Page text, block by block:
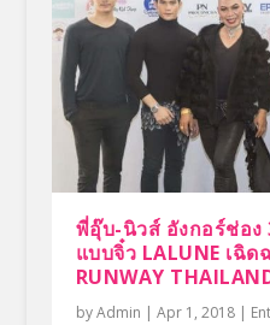
พี่อุ๊บ-นิวส์ อังกอร์ช่อ
แบบจิ๋ว LALUNE เฉิด
RUNWAY
byAdmin | Apr 1, 2018|